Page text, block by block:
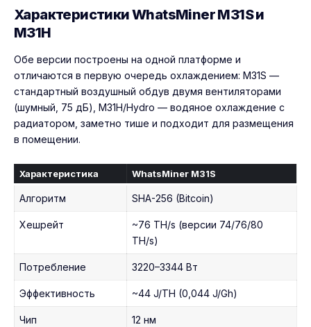
Характеристики WhatsMiner M31S и
M31H
Обе версии построены на одной платформе и
отличаются в первую очередь охлаждением: M31S —
стандартный воздушный обдув двумя вентиляторами
(шумный, 75 дБ), M31H/Hydro — водяное охлаждение с
радиатором, заметно тише и подходит для размещения
в помещении.
Характеристика WhatsMiner M31S
Алгоритм SHA-256 (Bitcoin)
Хешрейт
~76 TH/s (версии 74/76/80
TH/s)
Потребление 3220–3344 Вт
Эффективность ~44 J/TH (0,044 J/Gh)
Чип 12 нм